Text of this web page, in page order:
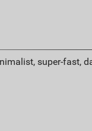
super-fast,